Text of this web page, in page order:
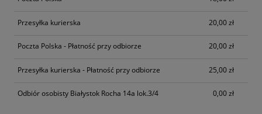
Przesyłka kurierska 20,00 zł
Poczta Polska - Płatność przy odbiorze 20,00 zł
Przesyłka kurierska - Płatność przy odbiorze 25,00 zł
Odbiór osobisty Białystok Rocha 14a lok.3/4 0,00 zł